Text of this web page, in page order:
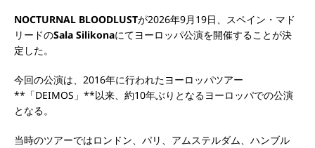
NOCTURNAL BLOODLUSTが2026年9月19日、スペイン・マド
リードのSala Silikonaにてヨーロッパ公演を開催することが決
定した。
今回の公演は、2016年に行われたヨーロッパツアー
**「DEIMOS」**以来、約10年ぶりとなるヨーロッパでの公演
となる。
当時のツアーではロンドン、パリ、アムステルダム、ハンブル